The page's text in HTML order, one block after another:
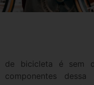
de bicicleta é sem
componentes dessa